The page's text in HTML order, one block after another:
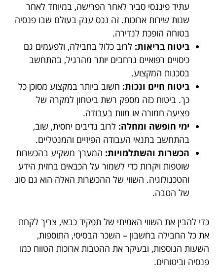
עתיד פיננסי סביר לאחר הפרישה, במיוחד לאחר
שנות שירות ארוכות. זה נכס ענק בעולם שבו פנסיה
בטוחה הופכת לנדירה.
ביטוח בריאות: לרוב כלול בחבילה, ולפעמים גם
כיסויים רפואיים נרחבים יותר מהרגיל, בהתחשב
בסכנות המקצוע.
ביטוח חיים ונכות: חשוב ביותר במקצוע מסוכן כל
כך. ביטוח כזה מספק רשת ביטחון למקרה של
פציעה חמורה או מוות בעבודה.
ימי חופשה ומחלה: לרוב נדיבים יחסית, שוב,
בהתחשב בתנאי העבודה הפיזיים והמנטליים.
הכשרות והשתלמויות: המערך משקיע בהכשרות
שוטפות ויקרות כדי לשמור על הכבאים בחזית הידע
והטכנולוגיה. השווי של ההכשרות האלה הוא גם סוג
של הטבה.
כדי להבין את השווי האמיתי של תפקיד כבאי, צריך לקחת
את כל החבילה בחשבון – השכר הבסיסי, התוספות,
השעות הנוספות, ובעיקר את ההטבות ארוכות הטווח כמו
פנסיה וביטוחים.